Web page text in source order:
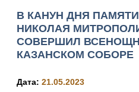
В КАНУН ДНЯ
НИКОЛАЯ
СОВЕРШИЛ
КАЗАНСКОМ СОБОРЕ
Дата: 21.05.2023